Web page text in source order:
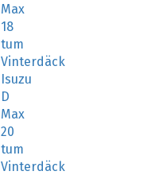
Max
18
tum
Vinterdäck
Isuzu
D
Max
20
tum
Vinterdäck